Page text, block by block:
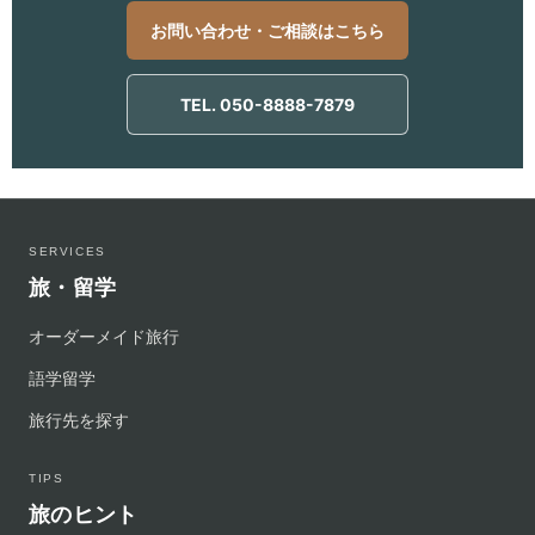
お問い合わせ・ご相談はこちら
TEL. 050-8888-7879
SERVICES
旅・留学
オーダーメイド旅行
語学留学
旅行先を探す
TIPS
旅のヒント